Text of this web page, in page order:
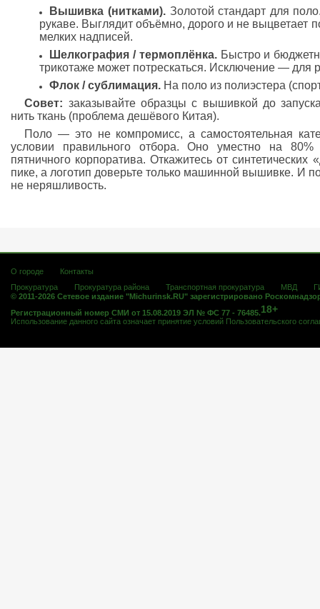
Вышивка (нитками).Золотой стандарт для
рукаве. Выглядит объёмно, дорого и не выцветает
мелких надписей.
Шелкография / термоплёнка.Быстро и
трикотаже может потрескаться. Исключение — для
Флок / сублимация. На поло из полиэстера
Совет: заказывайте образцы с вышивкой до
нить ткань (проблема дешёвого Китая).
Поло — это не компромисс, а самостоятельная
условии правильного отбора. Оно уместно на
пятничного корпоратива. Откажитесь от
пике, а логотип доверьте только машинной вышивке. И
не неряшливость.
О городе
Контакты
Прокуратура
Прокуратура района Транспортная прокуратура МВД
© 2011-2026 Сетевое издание "Michurinsk.RU" зарегистрировано
Регистрационный номер СМИ от 15.08.2019 ЭЛ № ФС 77 - 76485.18+
Использование данного сайта означает принятие условий Пользовательского